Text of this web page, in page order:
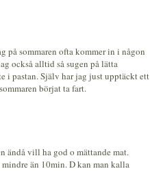
på sommaren ofta kommer in i någon
också alltid så sugen på lätta
i pastan. Själv har jag just upptäckt ett
börjat ta fart.
ändå vill ha god o mättande mat.
än 10min. D kan man kalla